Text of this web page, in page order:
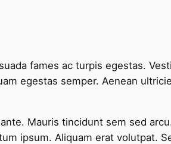
i
a
i
a
fames ac turpis egestas.
egestas semper. Aenean
Mauris tincidunt sem sed
ipsum. Aliquam erat volutpat.